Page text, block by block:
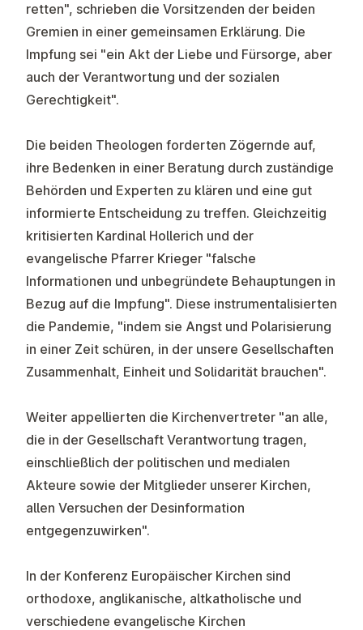
retten", schrieben die Vorsitzenden der beiden
Gremien in einer gemeinsamen Erklärung. Die
Impfung sei "ein Akt der Liebe und Fürsorge, aber
auch der Verantwortung und der sozialen
Gerechtigkeit".
Die beiden Theologen forderten Zögernde auf,
ihre Bedenken in einer Beratung durch zuständige
Behörden und Experten zu klären und eine gut
informierte Entscheidung zu treffen. Gleichzeitig
kritisierten Kardinal Hollerich und der
evangelische Pfarrer Krieger "falsche
Informationen und unbegründete Behauptungen in
Bezug auf die Impfung". Diese instrumentalisierten
die Pandemie, "indem sie Angst und Polarisierung
in einer Zeit schüren, in der unsere Gesellschaften
Zusammenhalt, Einheit und Solidarität brauchen".
Weiter appellierten die Kirchenvertreter "an alle,
die in der Gesellschaft Verantwortung tragen,
einschließlich der politischen und medialen
Akteure sowie der Mitglieder unserer Kirchen,
allen Versuchen der Desinformation
entgegenzuwirken".
In der Konferenz Europäischer Kirchen sind
orthodoxe, anglikanische, altkatholische und
verschiedene evangelische Kirchen